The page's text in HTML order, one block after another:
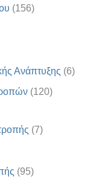
(156)
Ανάπτυξης (6)
(120)
(7)
(95)